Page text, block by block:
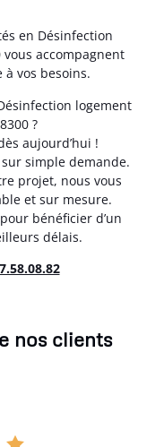
en Désinfection
vous accompagnent
vos besoins.
logement
?
aujourd’hui !
simple demande.
projet, nous vous
et sur mesure.
bénéficier d’un
délais.
nos clients